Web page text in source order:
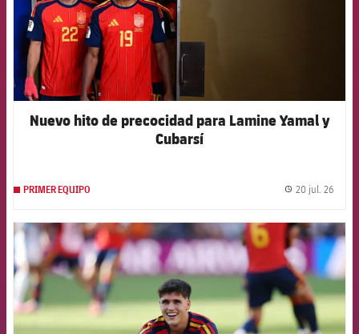
Nuevo hito de precocidad para Lamine Yamal y
Cubarsí
PRIMER EQUIPO 20 jul. 26
FCB Barcelona badge